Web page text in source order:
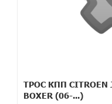
ТРОС КПП CITROEN
BOXER (06-...)